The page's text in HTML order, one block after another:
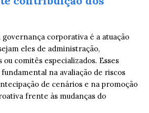
governança corporativa é a atuação
eles de administração,
ou comitês especializados. Esses
na avaliação de riscos
de cenários e na promoção
frente às mudanças do